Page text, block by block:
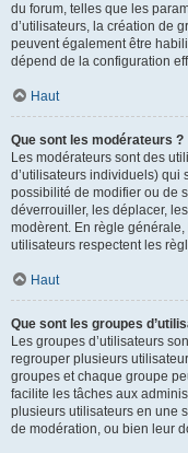
du forum, telles que les
d’utilisateurs, la création de
peuvent également être
dépend de la configuration
Haut
Que sont les modérateurs ?
Les modérateurs sont des
d’utilisateurs individuels) qui
possibilité de modifier ou de
déverrouiller, les déplacer,
modèrent. En règle
utilisateurs respectent les
Haut
Que sont les groupes
Les groupes d’utilisateurs
regrouper plusieurs
groupes et chaque groupe
facilite les tâches aux
plusieurs utilisateurs en une
de modération, ou bien leur